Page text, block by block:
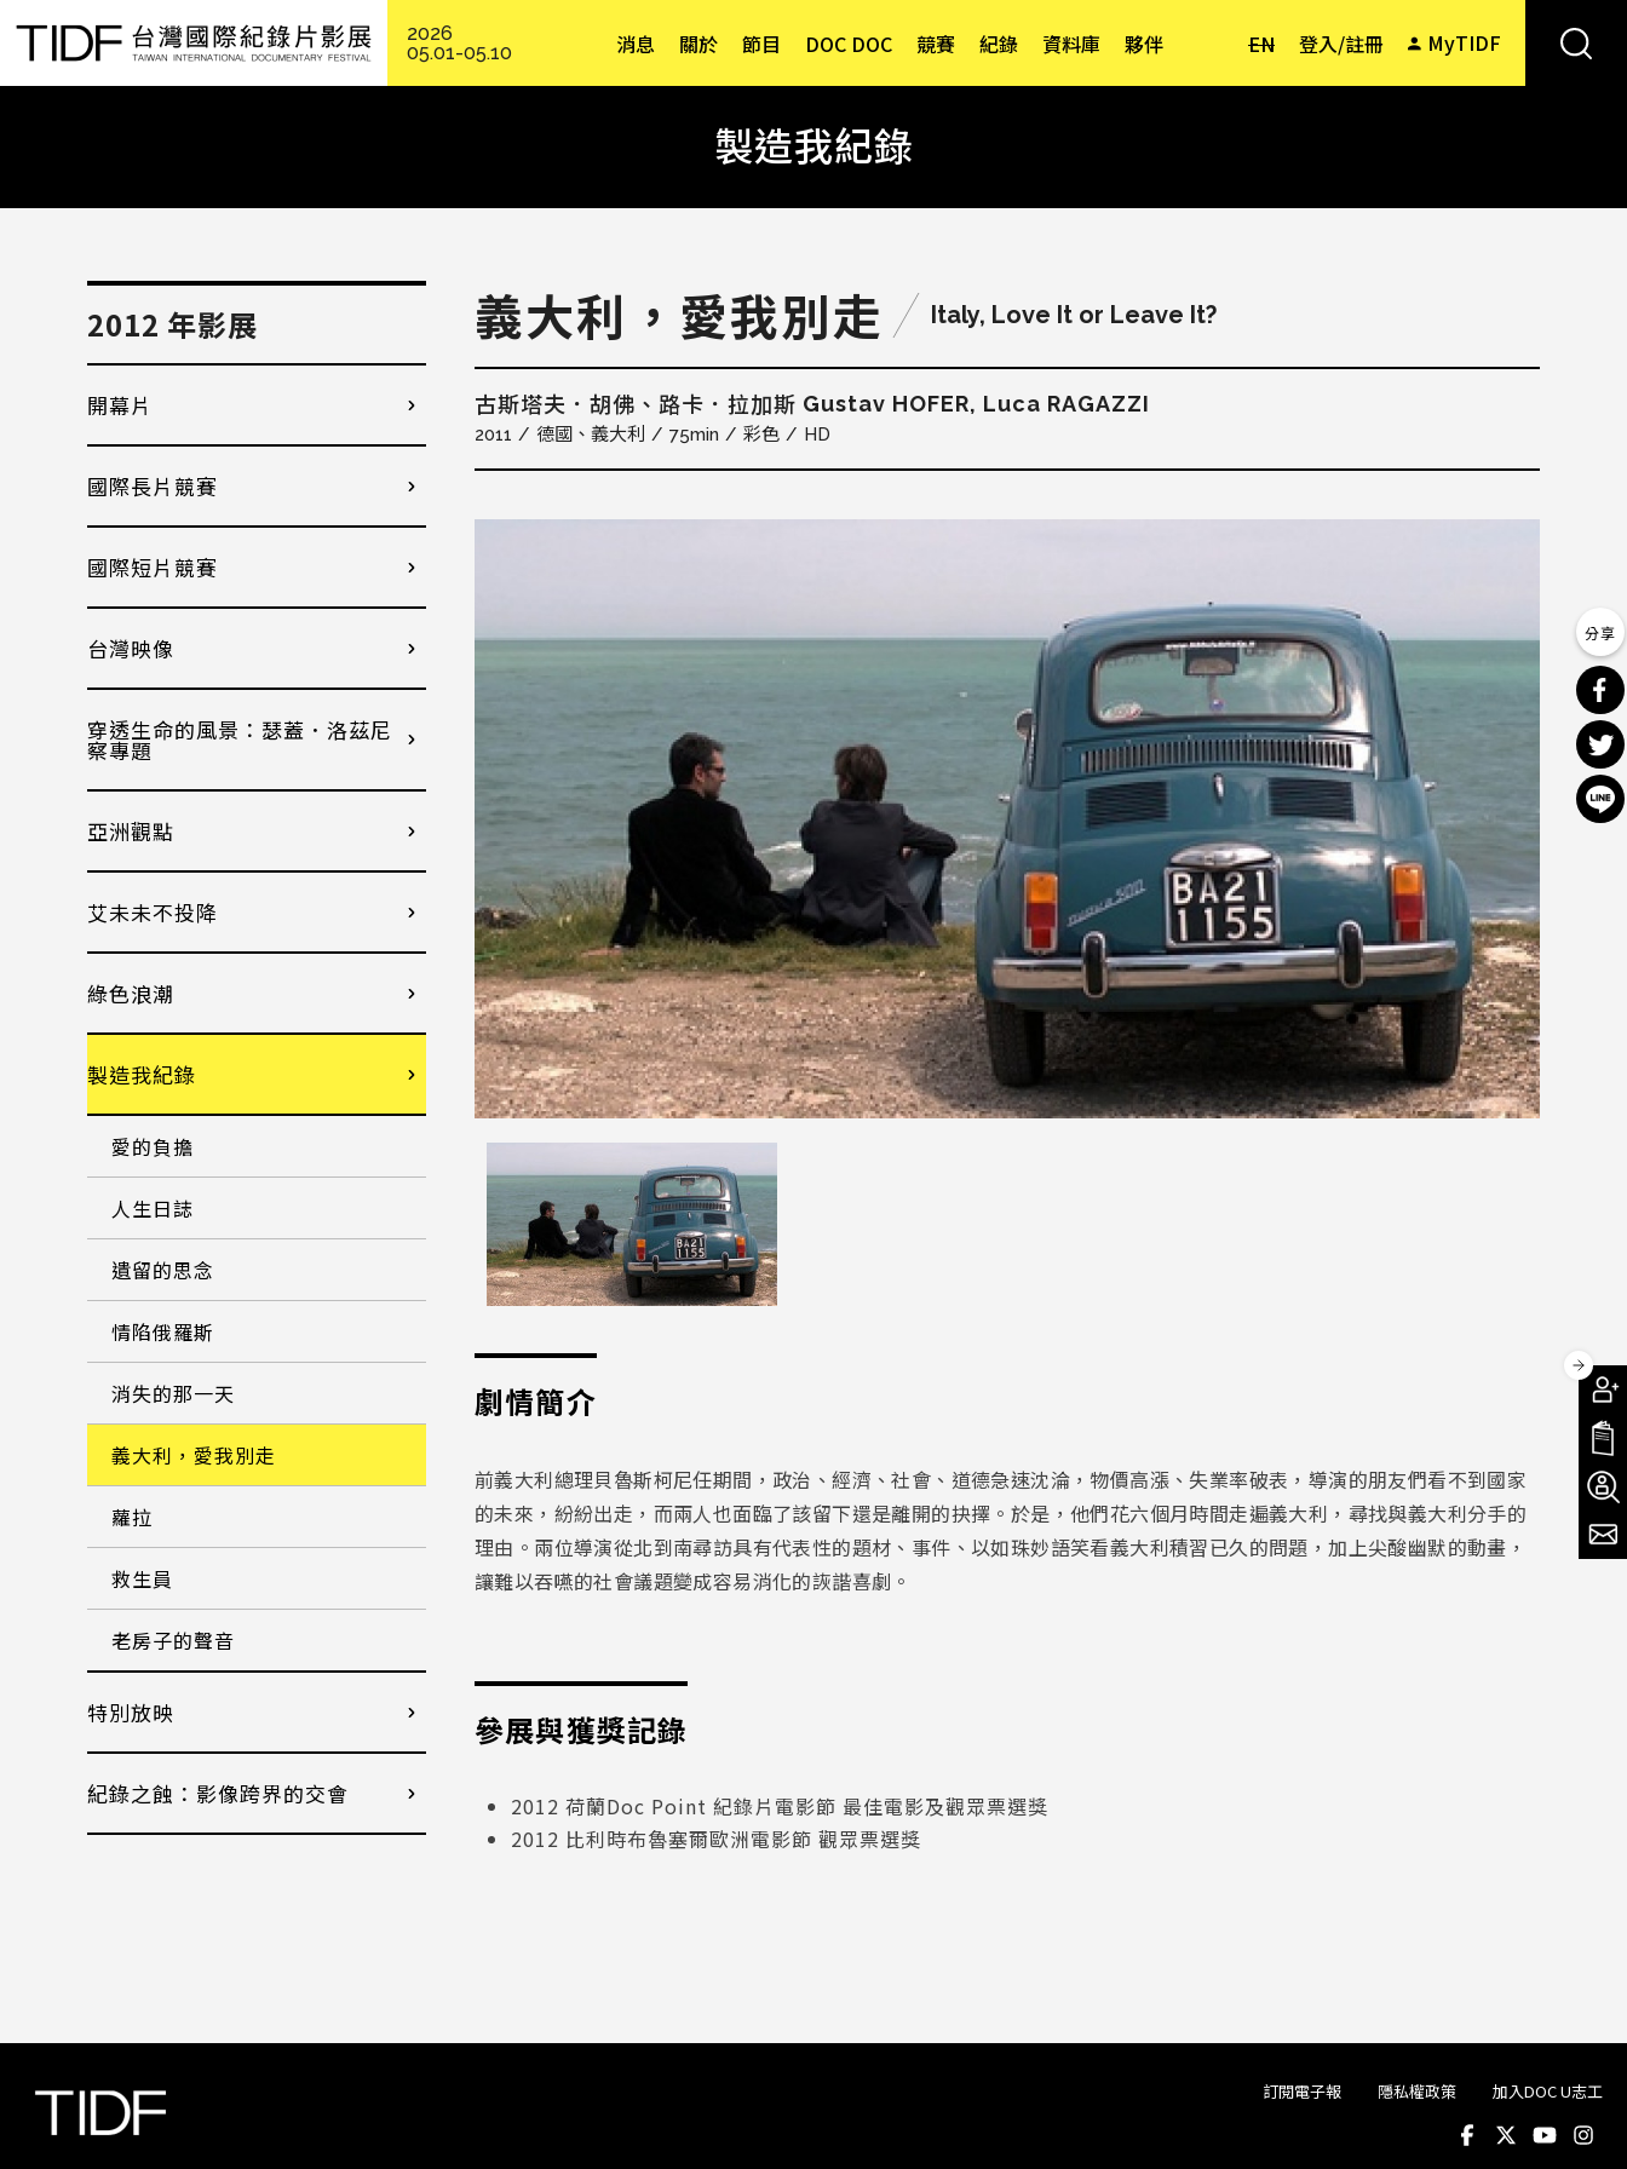
2026
05.01-05.10
EN 登入/註冊 MyTIDF
消息 關於 節目 DOC DOC 競賽 紀錄 資料庫 夥伴
製造我紀錄
義大利，愛我別走 Italy, Love It or Leave It?
古斯塔夫．胡佛、路卡．拉加斯 Gustav HOFER, Luca RAGAZZI
2011 德國 義大利 75min 彩色 HD
劇情簡介
前義大利總理貝魯斯柯尼任期間，政治、經濟、社會、道德急速沈淪，物價高漲、失業率破表，導演的朋友們看不到國家
的未來，紛紛出走，而兩人也面臨了該留下還是離開的抉擇。於是，他們花六個月時間走遍義大利，尋找與義大利分手的
理由。兩位導演從北到南尋訪具有代表性的題材、事件、以如珠妙語笑看義大利積習已久的問題，加上尖酸幽默的動畫，
讓難以吞嚥的社會議題變成容易消化的詼諧喜劇。
參展與獲獎記錄
2012 荷蘭Doc Point 紀錄片電影節 最佳電影及觀眾票選獎
2012 比利時布魯塞爾歐洲電影節 觀眾票選獎
2012 年影展
開幕片
國際長片競賽
國際短片競賽
台灣映像
穿透生命的風景：瑟蓋．洛茲尼
察專題
亞洲觀點
艾未未不投降
綠色浪潮
製造我紀錄
愛的負擔
人生日誌
遺留的思念
情陷俄羅斯
消失的那一天
義大利，愛我別走
蘿拉
救生員
老房子的聲音
特別放映
紀錄之蝕：影像跨界的交會
訂閱電子報 隱私權政策 加入DOC U志工